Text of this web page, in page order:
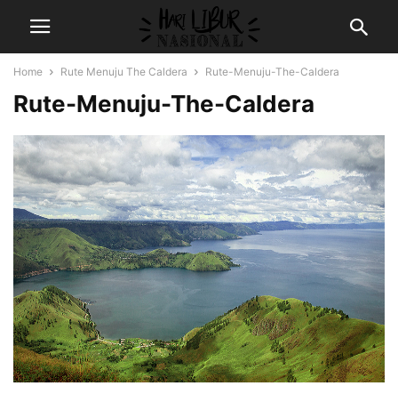
Home Rute Menuju The Caldera Rute-Menuju-The-Caldera
Rute-Menuju-The-Caldera